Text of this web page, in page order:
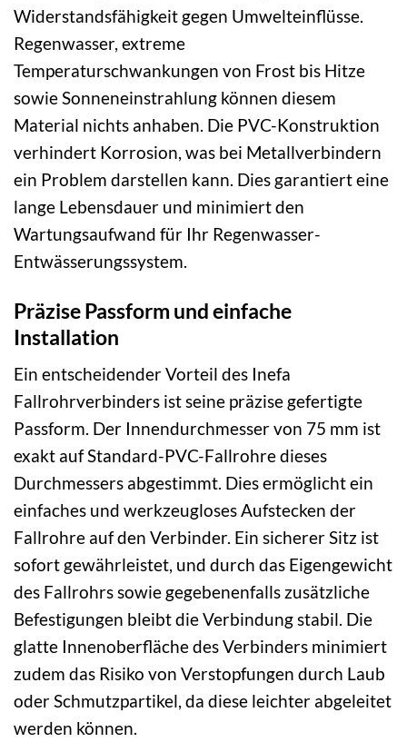
Widerstandsfähigkeit gegen Umwelteinflüsse.
Regenwasser, extreme
Temperaturschwankungen von Frost bis Hitze
sowie Sonneneinstrahlung können diesem
Material nichts anhaben. Die PVC-Konstruktion
verhindert Korrosion, was bei Metallverbindern
ein Problem darstellen kann. Dies garantiert eine
lange Lebensdauer und minimiert den
Wartungsaufwand für Ihr Regenwasser-
Entwässerungssystem.
Präzise Passform und einfache
Installation
Ein entscheidender Vorteil des Inefa
Fallrohrverbinders ist seine präzise gefertigte
Passform. Der Innendurchmesser von 75 mm ist
exakt auf Standard-PVC-Fallrohre dieses
Durchmessers abgestimmt. Dies ermöglicht ein
einfaches und werkzeugloses Aufstecken der
Fallrohre auf den Verbinder. Ein sicherer Sitz ist
sofort gewährleistet, und durch das Eigengewicht
des Fallrohrs sowie gegebenenfalls zusätzliche
Befestigungen bleibt die Verbindung stabil. Die
glatte Innenoberfläche des Verbinders minimiert
zudem das Risiko von Verstopfungen durch Laub
oder Schmutzpartikel, da diese leichter abgeleitet
werden können.